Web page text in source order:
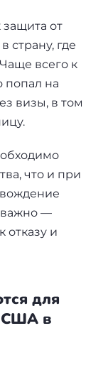
от
страну, где
всего к
попал на
визы, в том
что и при
важно —
отказу и
для
США в